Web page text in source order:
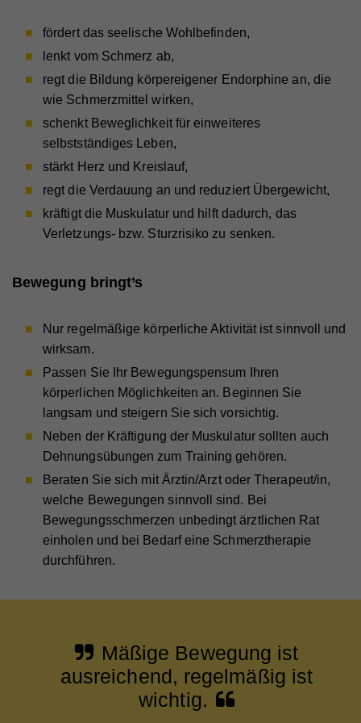
fördert das seelische Wohlbefinden,
lenkt vom Schmerz ab,
regt die Bildung körpereigener Endorphine an, die
wie Schmerzmittel wirken,
schenkt Beweglichkeit für einweiteres
selbstständiges Leben,
stärkt Herz und Kreislauf,
regt die Verdauung an und reduziert Übergewicht,
kräftigt die Muskulatur und hilft dadurch, das
Verletzungs- bzw. Sturzrisiko zu senken.
Bewegung bringt’s
Nur regelmäßige körperliche Aktivität ist sinnvoll und
wirksam.
Passen Sie Ihr Bewegungspensum Ihren
körperlichen Möglichkeiten an. Beginnen Sie
langsam und steigern Sie sich vorsichtig.
Neben der Kräftigung der Muskulatur sollten auch
Dehnungsübungen zum Training gehören.
Beraten Sie sich mit Ärztin/Arzt oder Therapeut/in,
welche Bewegungen sinnvoll sind. Bei
Bewegungsschmerzen ­­unbedingt ärztlichen Rat
einholen und bei Bedarf eine Schmerztherapie
durchführen.
Mäßige Bewegung ist
ausreichend, regelmäßig ist
wichtig.
Zweck Wird verwendet, um Vimeo-Inhalte zu entsperren.
Name _gat
Anbieter Whatchado
Laufzeit 1 Minute
Zweck
Anforderungsrate einzuschränken
Anbieter Whatchado
Website nutzt, zu generieren.
Name _ga
Laufzeit 2 Jahre
Zweck
Registriert eine eindeutige ID, die verwendet wird,
um statistische Daten dazu, wie der Besucher die
Website nutzt, zu generieren.
Anbieter Whatchado
Laufzeit 10 Minuten
Wird zur Unterscheidung von Website Besuchern
Name
Anbieter Google Universal Analytics
Laufzeit 1 Minute
Zweck
Wird von Google Analytics verwendet, um die
Anforderungsrate einzuschränken.
Name _gid
Registriert eine eindeutige ID, die verwendet wird,